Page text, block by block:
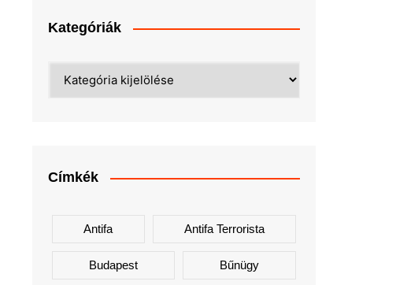
Kategóriák
Címkék
Antifa Antifa Terrorista
Budapest Bűnügy